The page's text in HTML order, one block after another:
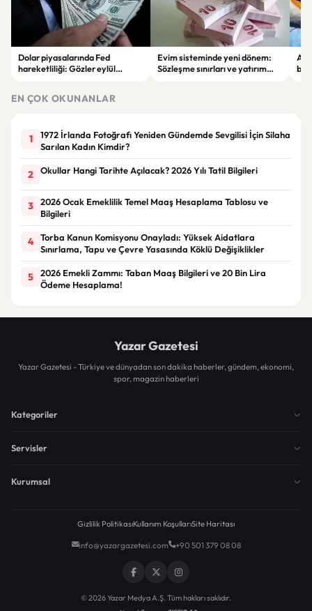
Dolar piyasalarında Fed
hareketliliği: Gözler eylül
Evim sisteminde yeni dönem:
Sözleşme sınırları ve yatırım
EN ÇOK OKUNANLAR
1
1972 İrlanda Fotoğrafı Yeniden Gündemde Sevgilisi İçin Silaha
Sarılan Kadın Kimdir?
2 Okullar Hangi Tarihte Açılacak? 2026 Yılı Tatil Bilgileri
3
2026 Ocak Emeklilik Temel Maaş Hesaplama Tablosu ve
Bilgileri
4
Torba Kanun Komisyonu Onayladı: Yüksek Aidatlara
Sınırlama, Tapu ve Çevre Yasasında Köklü Değişiklikler
5
2026 Emekli Zammı: Taban Maaş Bilgileri ve 20 Bin Lira
Ödeme Hesaplama!
Yazar Gazetesi
Yazar Gazetesi - Türkiye ve dünyadan son dakika haberler, gündem, ekonomi,
spor, magazin haberleri
Kategoriler
Servisler
Kurumsal
Gizlilik PolitikasıKullanım KoşullarıSite Haritası
info@yazargazetesi.com +90 501 379 08 08
© 2026 Yazar Medya A.Ş. Tüm hakları saklıdır.